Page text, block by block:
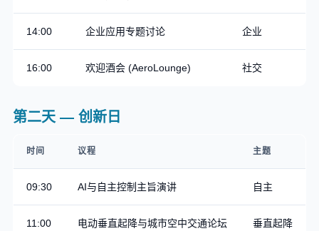
14:00 企业应用专题讨论 企业
16:00 欢迎酒会 (AeroLounge) 社交
第二天 — 创新日
时间 议程 主题
09:30 AI与自主控制主旨演讲 自主
11:00 电动垂直起降与城市空中交通论坛 垂直起降